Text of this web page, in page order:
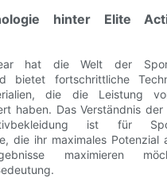
hinter Elite
hat die Welt der
bietet fortschrittliche
die die Leistung
haben. Das Verständnis der
ist für
die ihr maximales Potenzial
maximieren